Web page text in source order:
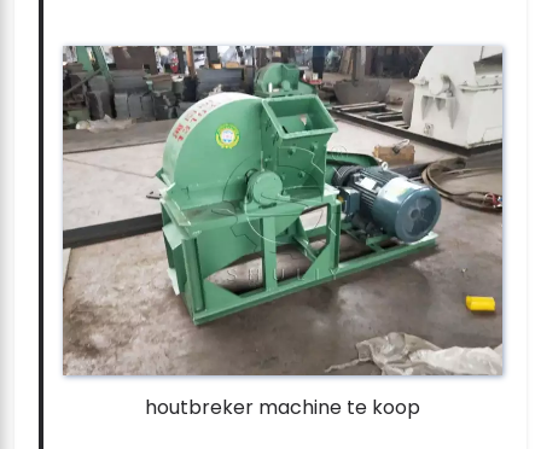
houtbreker machine te koop